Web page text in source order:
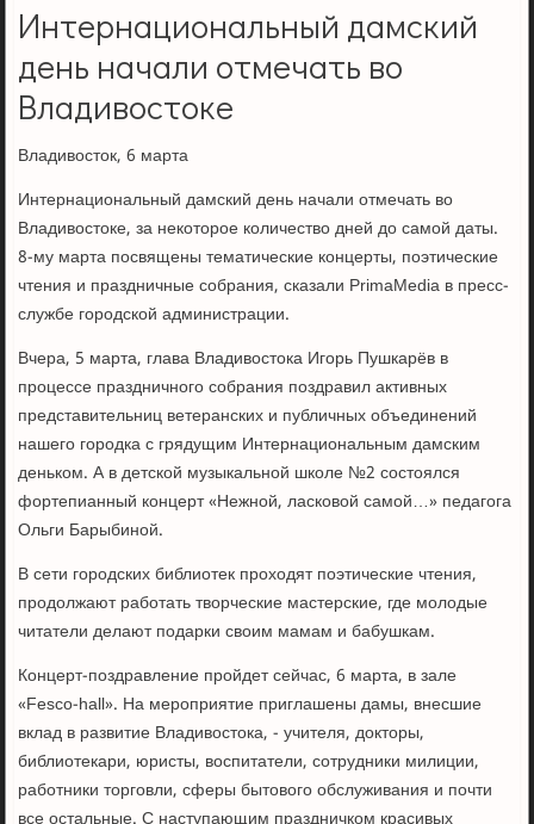
Интернациональный дамский
день начали отмечать во
Владивостоке
Владивосток, 6 марта
Интернациональный дамский день начали отмечать во
Владивостоке, за некоторое количество дней до самой даты.
8-му марта посвящены тематические концерты, поэтические
чтения и праздничные собрания, сказали PrimaMedia в пресс-
службе городской администрации.
Вчера, 5 марта, глава Владивостока Игорь Пушкарёв в
процессе праздничного собрания поздравил активных
представительниц ветеранских и публичных объединений
нашего городка с грядущим Интернациональным дамским
деньком. А в детской музыкальной школе №2 состоялся
фортепианный концерт «Нежной, ласковой самой…» педагога
Ольги Барыбиной.
В сети городских библиотек проходят поэтические чтения,
продолжают работать творческие мастерские, где молодые
читатели делают подарки своим мамам и бабушкам.
Концерт-поздравление пройдет сейчас, 6 марта, в зале
«Fesco-hall». На мероприятие приглашены дамы, внесшие
вклад в развитие Владивостока, - учителя, докторы,
библиотекари, юристы, воспитатели, сотрудники милиции,
работники торговли, сферы бытового обслуживания и почти